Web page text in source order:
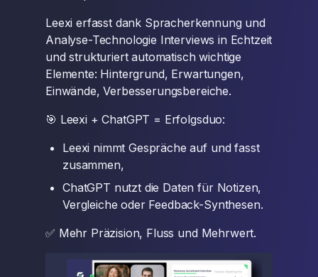
Leexi erfasst dank Spracherkennung und
Analyse-Technologie Interviews in Echtzeit
und strukturiert automatisch wichtige
Elemente: Hintergrund, Erwartungen,
Einwände, Verbesserungsbereiche.
🎯 Leexi + ChatGPT = Erfolgsduo:
Leexi nimmt Gespräche auf und fasst
zusammen,
ChatGPT nutzt die Daten für Notizen,
Vergleiche oder Feedback-Synthesen.
✅ Mehr Präzision, Fluss und Mehrwert.